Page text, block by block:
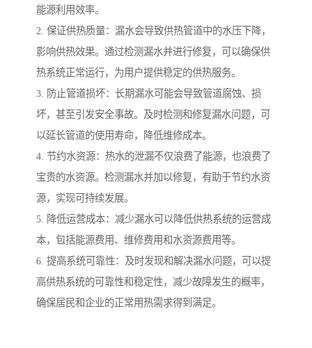
能源利用效率。
2. 保证供热质量：漏水会导致供热管道中的水压下降，
影响供热效果。通过检测漏水并进行修复，可以确保供
热系统正常运行，为用户提供稳定的供热服务。
3. 防止管道损坏：长期漏水可能会导致管道腐蚀、损
坏，甚至引发安全事故。及时检测和修复漏水问题，可
以延长管道的使用寿命，降低维修成本。
4. 节约水资源：热水的泄漏不仅浪费了能源，也浪费了
宝贵的水资源。检测漏水并加以修复，有助于节约水资
源，实现可持续发展。
5. 降低运营成本：减少漏水可以降低供热系统的运营成
本，包括能源费用、维修费用和水资源费用等。
6. 提高系统可靠性：及时发现和解决漏水问题，可以提
高供热系统的可靠性和稳定性，减少故障发生的概率，
确保居民和企业的正常用热需求得到满足。